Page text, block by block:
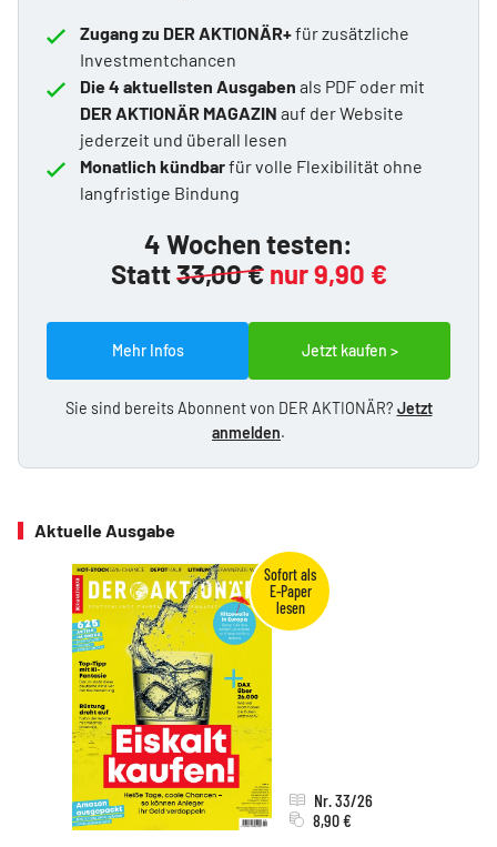
Zugang zu DER AKTIONÄR+für zusätzliche
Investmentchancen
Die 4 aktuellsten Ausgaben als PDF oder mit
DER AKTIONÄR MAGAZIN auf der Website
jederzeit und überall lesen
Monatlich kündbarfür volle Flexibilität ohne
langfristige Bindung
4 Wochen testen:
Statt33,00 € nur 9,90 €
Mehr Infos Jetzt kaufen >
Sie sind bereits Abonnent von DER AKTIONÄR? Jetzt
anmelden.
Aktuelle Ausgabe
Nr. 33/26
8,90 €